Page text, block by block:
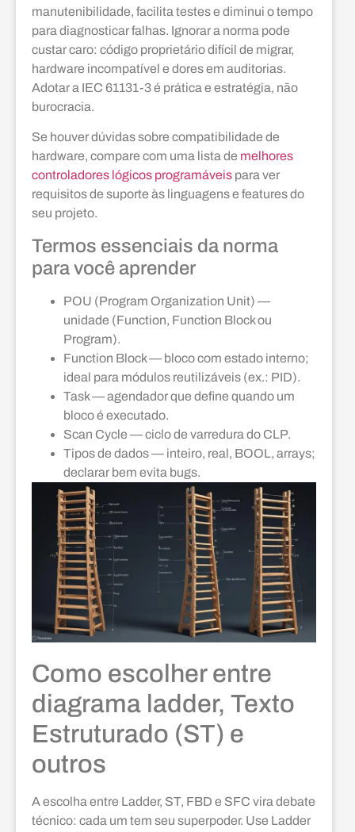
manutenibilidade, facilita testes e diminui o tempo
para diagnosticar falhas. Ignorar a norma pode
custar caro: código proprietário difícil de migrar,
hardware incompatível e dores em auditorias.
Adotar a IEC 61131-3 é prática e estratégia, não
burocracia.
Se houver dúvidas sobre compatibilidade de
hardware, compare com uma lista de melhores
controladores lógicos programáveis para ver
requisitos de suporte às linguagens e features do
seu projeto.
Termos essenciais da norma
para você aprender
POU (Program Organization Unit) —
unidade (Function, Function Block ou
Program).
Function Block — bloco com estado interno;
ideal para módulos reutilizáveis (ex.: PID).
Task — agendador que define quando um
bloco é executado.
Scan Cycle — ciclo de varredura do CLP.
Tipos de dados — inteiro, real, BOOL, arrays;
declarar bem evita bugs.
Como escolher entre
diagrama ladder, Texto
Estruturado (ST) e
outros
A escolha entre Ladder, ST, FBD e SFC vira debate
técnico: cada um tem seu superpoder. Use Ladder